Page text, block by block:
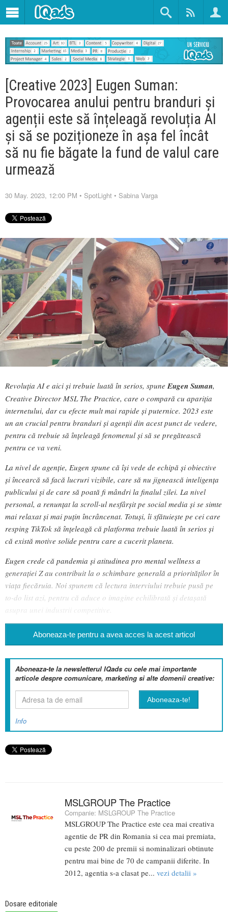
[Creative 2023] Eugen Suman:
Provocarea anului pentru branduri și
agenții este să înțeleagă revoluția AI
și să se poziționeze în așa fel încât
să nu fie băgate la fund de valul care
urmează
30 May. 2023, 12:00 PM • SpotLight • Sabina Varga
Revoluția AI e aici și trebuie luată în serios, spune Eugen Suman,
Creative Director MSL The Practice, care o compară cu apariția
internetului, dar cu efecte mult mai rapide și puternice. 2023 este
un an crucial pentru branduri și agenții din acest punct de vedere,
pentru că trebuie să înțeleagă fenomenul și să se pregătească
pentru ce va veni.
La nivel de agenție, Eugen spune că își vede de echipă și obiective
și încearcă să facă lucruri vizibile, care să nu jignească inteligența
publicului și de care să poată fi mândri la finalul zilei. La nivel
personal, a renunțat la scroll-ul nesfârșit pe social media și se simte
mai relaxat și mai puțin încrâncenat. Totuși, îi sfătuiește pe cei care
resping TikTok să înțeleagă că platforma trebuie luată în serios și
că există motive solide pentru care a cucerit planeta.
Eugen crede că pandemia și atitudinea pro mental wellness a
generației Z au contribuit la o schimbare generală a priorităților în
viața fiecăruia. Noi spunem că lectura interviului trebuie pusă pe
to-do list azi, pentru că aduce o imagine echilibrată și detașată
asupra unei industrii competitive.
Aboneaza-te pentru a avea acces la acest articol
Aboneaza-te la newsletterul IQads cu cele mai importante
articole despre comunicare, marketing si alte domenii creative:
Info
MSLGROUP The Practice
Companie: MSLGROUP The Practice
MSLGROUP The Practice este cea mai creativa
agentie de PR din Romania si cea mai premiata,
cu peste 200 de premii si nominalizari obtinute
pentru mai bine de 70 de campanii diferite. In
2012, agentia s-a clasat pe... vezi detalii »
Dosare editoriale